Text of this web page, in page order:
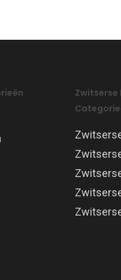
Zwitserse